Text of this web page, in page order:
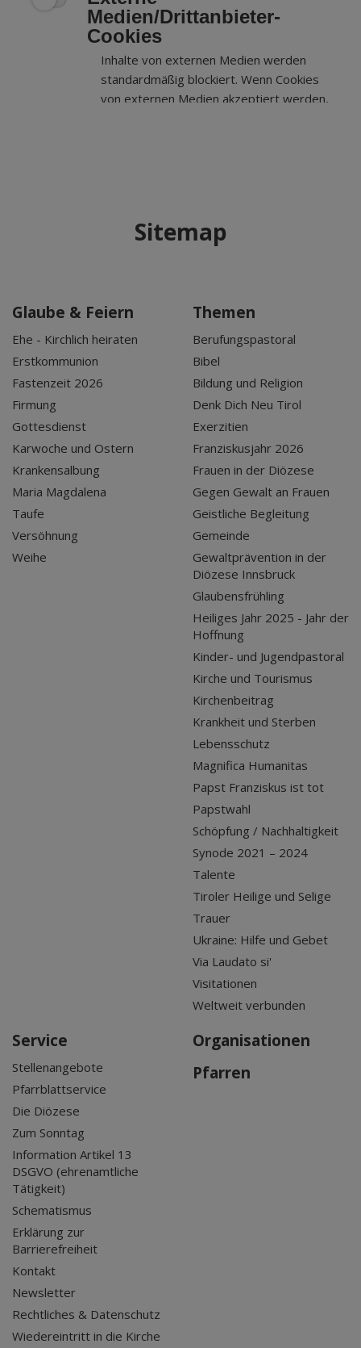
Medien/Drittanbieter-
Cookies
Inhalte von externen Medien werden
standardmäßig blockiert. Wenn Cookies
von externen Medien akzeptiert werden,
Sitemap
Glaube & Feiern
Ehe - Kirchlich heiraten
Erstkommunion
Fastenzeit 2026
Firmung
Gottesdienst
Karwoche und Ostern
Krankensalbung
Maria Magdalena
Taufe
Versöhnung
Weihe
Themen
Berufungspastoral
Bibel
Bildung und Religion
Denk Dich Neu Tirol
Exerzitien
Franziskusjahr 2026
Frauen in der Diözese
Gegen Gewalt an Frauen
Geistliche Begleitung
Gemeinde
Gewaltprävention in der
Diözese Innsbruck
Glaubensfrühling
Heiliges Jahr 2025 - Jahr der
Hoffnung
Kinder- und Jugendpastoral
Kirche und Tourismus
Kirchenbeitrag
Krankheit und Sterben
Lebensschutz
Magnifica Humanitas
Papst Franziskus ist tot
Papstwahl
Schöpfung / Nachhaltigkeit
Synode 2021 – 2024
Talente
Tiroler Heilige und Selige
Trauer
Ukraine: Hilfe und Gebet
Via Laudato si'
Visitationen
Weltweit verbunden
Service
Stellenangebote
Pfarrblattservice
Die Diözese
Zum Sonntag
Information Artikel 13
DSGVO (ehrenamtliche
Tätigkeit)
Schematismus
Erklärung zur
Barrierefreiheit
Kontakt
Newsletter
Rechtliches & Datenschutz
Wiedereintritt in die Kirche
Organisationen
Pfarren